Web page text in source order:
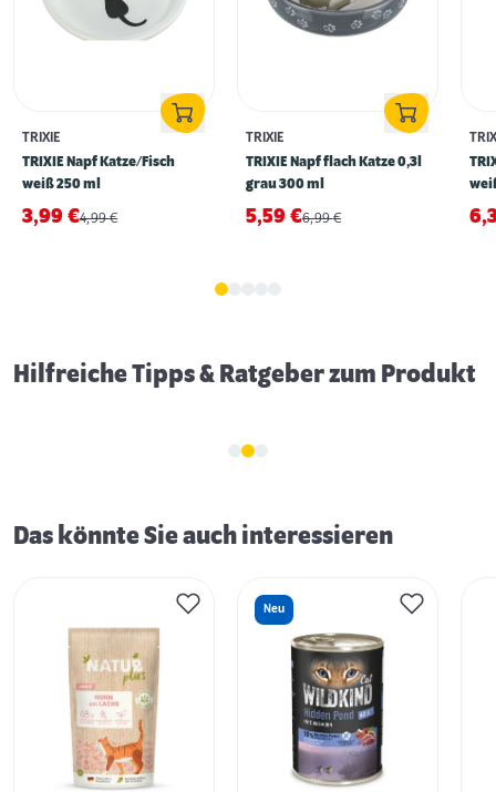
TRIXIE
TRIXIE Napf Katze/Fisch
weiß 250 ml
3,99 €4,99€
TRIXIE
TRIXIE Napf flach Katze 0,3l
grau 300 ml
5,59 €6,99€
Hilfreiche Tipps & Ratgeber zum Produkt
Das könnte Sie auch interessieren
Neu